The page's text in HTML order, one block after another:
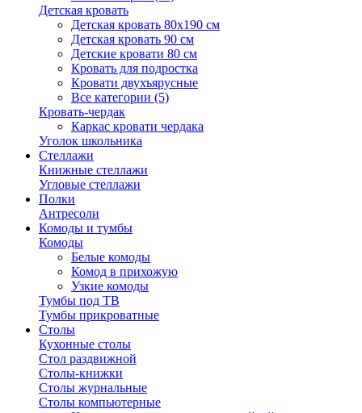
Детская кровать
Детская кровать 80х190 см
Детская кровать 90 см
Детские кровати 80 см
Кровать для подростка
Кровати двухъярусные
Все категории (5)
Кровать-чердак
Каркас кровати чердака
Уголок школьника
Стеллажи
Книжные стеллажи
Угловые стеллажи
Полки
Антресоли
Комоды и тумбы
Комоды
Белые комоды
Комод в прихожую
Узкие комоды
Тумбы под ТВ
Тумбы прикроватные
Столы
Кухонные столы
Стол раздвижной
Столы-книжки
Столы журнальные
Столы компьютерные